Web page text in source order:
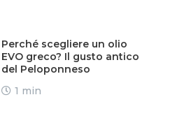
Perché scegliere un olio
EVO greco? Il gusto antico
del Peloponneso
1 min